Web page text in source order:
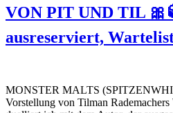
VON PIT UND TIL
ausreserviert,
MONSTER MALTS
Vorstellung von Tilman